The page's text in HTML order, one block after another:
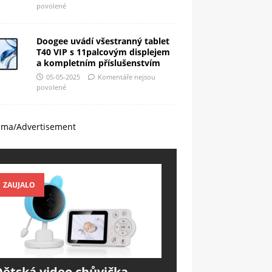
povolené
Doogee uvádí všestranný tablet
T40 VIP s 11palcovým displejem
a kompletním příslušenstvím
05-05-2025
Komentáře nejsou
povolené
Advertisement
ZAUJALO